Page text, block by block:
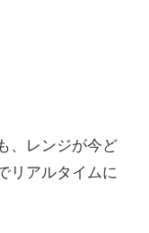
、レンジが今ど
リアルタイムに